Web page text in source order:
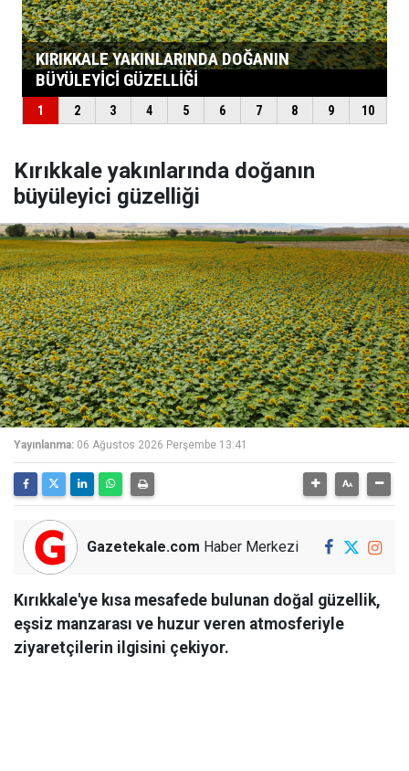
Kırıkkale yakınlarında doğanın
büyüleyici güzelliği
Yayınlanma: 06 Ağustos 2026 Perşembe 13:41
Gazetekale.com Haber Merkezi
Kırıkkale'ye kısa mesafede bulunan doğal güzellik,
eşsiz manzarası ve huzur veren atmosferiyle
ziyaretçilerin ilgisini çekiyor.